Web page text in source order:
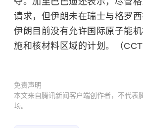
请求，但伊朗未在瑞士与格罗西
伊朗目前没有允许国际原子能
施和核材料区域的计划。（
免责声明
本文来自腾讯新闻客户端创作者，不代表
场。